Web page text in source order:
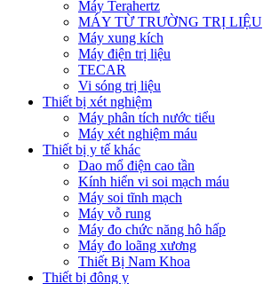
Máy Terahertz
MÁY TỪ TRƯỜNG TRỊ LIỆU
Máy xung kích
Máy điện trị liệu
TECAR
Vi sóng trị liệu
Thiết bị xét nghiệm
Máy phân tích nước tiểu
Máy xét nghiệm máu
Thiết bị y tế khác
Dao mổ điện cao tần
Kính hiển vi soi mạch máu
Máy soi tĩnh mạch
Máy vỗ rung
Máy đo chức năng hô hấp
Máy đo loãng xương
Thiết Bị Nam Khoa
Thiết bị đông y